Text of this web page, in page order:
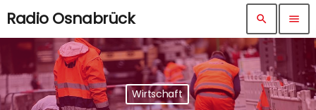
Radio Osnabrück search menu
Wirtschaft